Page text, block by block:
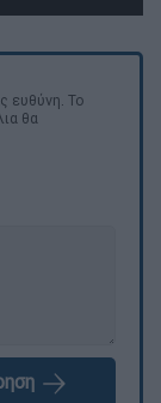
ευθύνη. Το
θα